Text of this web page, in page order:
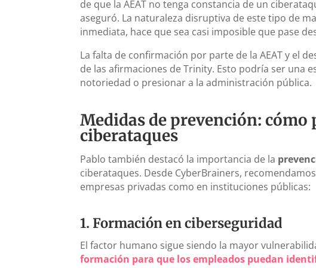
de que la AEAT no tenga constancia de un
aseguró. La naturaleza disruptiva de este tipo de
inmediata, hace que sea casi imposible que pase
La falta de confirmación por parte de la AEAT y el
de las afirmaciones de Trinity. Esto podría ser una
notoriedad o presionar a la administración pública.
Medidas de prevención: cómo
ciberataques
Pablo también destacó la importancia de la
ciberataques. Desde CyberBrainers,
empresas privadas como en instituciones públicas:
1.Formación en ciberseguridad
El factor humano sigue siendo la mayor
formación para que los empleados puedan